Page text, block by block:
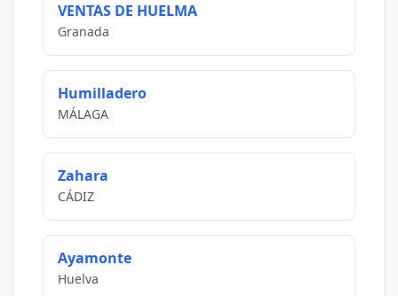
VENTAS DE HUELMA
Granada
Humilladero
MÁLAGA
Zahara
CÁDIZ
Ayamonte
Huelva